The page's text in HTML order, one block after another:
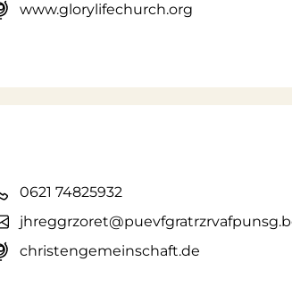
www.glorylifechurch.org
0621 74825932
christengemeinschaft.de